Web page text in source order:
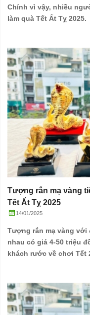
Chính vì vậy, nhiều
làm quà Tết Ất Tỵ 2025.
Tượng rắn mạ vàng
Tết Ất Tỵ 2025
14/01/2025
Tượng rắn mạ vàng
nhau có giá 4-50 triệu
khách rước về chơi Tết